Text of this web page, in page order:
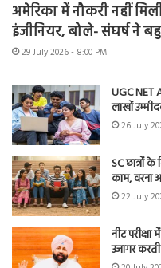
अमेरिका में नौकरी नहीं
इंजीनियर, बोले- संघर्ष ने
29 July 2026 - 8:00 PM
UGC NET
लाखों
26 July
SC छात्रों
काम, वरना
22 July
नीट
उजागर